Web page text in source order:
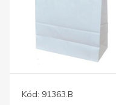
Kód: 91363.B